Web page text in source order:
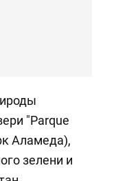
"Parque
Аламеда),
зелени и